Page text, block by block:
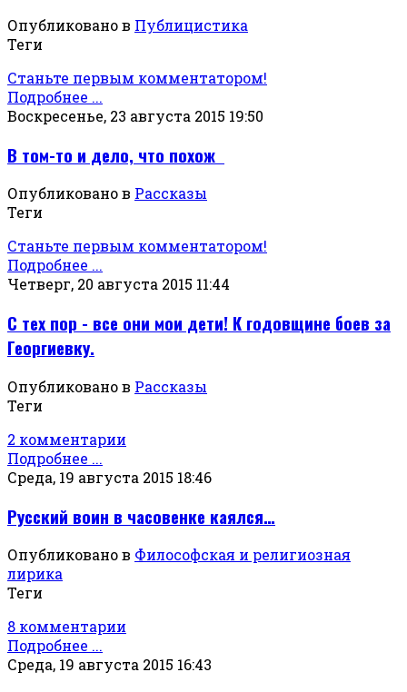
Опубликовано в Публицистика
Теги
Станьте первым комментатором!
Подробнее ...
Воскресенье, 23 августа 2015 19:50
В том-то и дело, что похож
Опубликовано в Рассказы
Теги
Станьте первым комментатором!
Подробнее ...
Четверг, 20 августа 2015 11:44
С тех пор - все они мои дети! К годовщине боев за
Георгиевку.
Опубликовано в Рассказы
Теги
2 комментарии
Подробнее ...
Среда, 19 августа 2015 18:46
Русский воин в часовенке каялся…
Опубликовано в Философская и религиозная
лирика
Теги
8 комментарии
Подробнее ...
Среда, 19 августа 2015 16:43